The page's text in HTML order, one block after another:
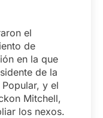
el
de
en la que
de la
y el
Mitchell,
los nexos.